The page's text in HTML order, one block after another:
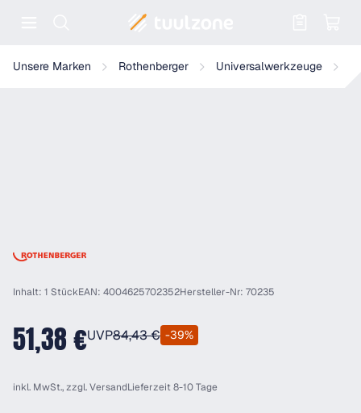
Unsere Marken Rothenberger Universalwerkzeuge
Rothenberger Ketten-Rohrzange, 4", R/L
Inhalt: 1 StückEAN: 4004625702352Hersteller-Nr: 70235
51,38 €UVP84,43 € -39%
inkl. MwSt., zzgl.VersandLieferzeit 8-10 Tage